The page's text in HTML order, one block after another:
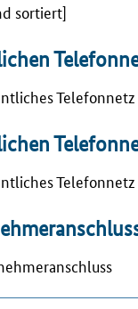
sortiert]